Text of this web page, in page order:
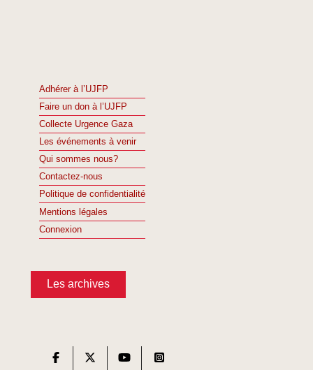
Adhérer à l’UJFP
Faire un don à l’UJFP
Collecte Urgence Gaza
Les événements à venir
Qui sommes nous?
Contactez-nous
Politique de confidentialité
Mentions légales
Connexion
Les archives